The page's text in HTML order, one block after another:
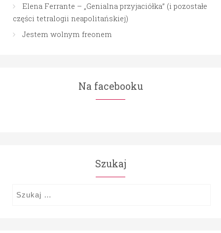
Elena Ferrante – „Genialna przyjaciółka” (i pozostałe
części tetralogii neapolitańskiej)
Jestem wolnym freonem
Na facebooku
Szukaj
Szukaj: